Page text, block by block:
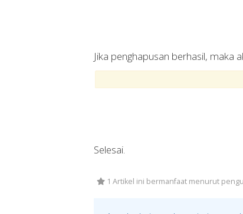
Jika penghapusan berhasil, maka
Selesai.
1 Artikel ini bermanfaat menurut